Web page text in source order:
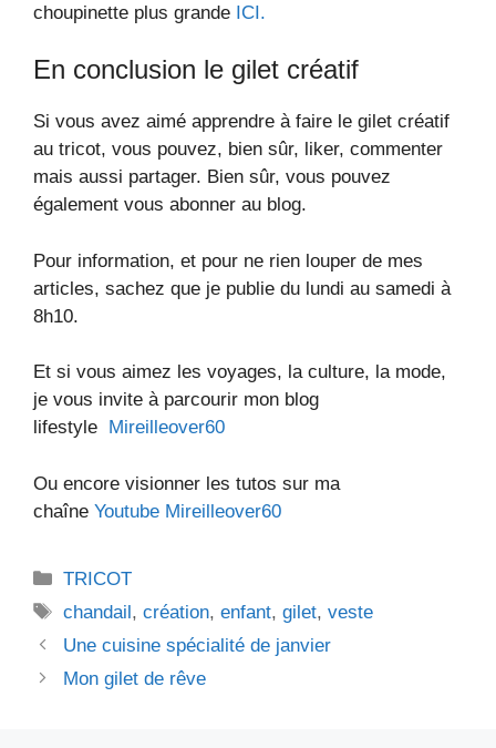
choupinette plus grande ICI.
En conclusion le gilet créatif
Si vous avez aimé apprendre à faire le gilet créatif
au tricot, vous pouvez, bien sûr, liker, commenter
mais aussi partager. Bien sûr, vous pouvez
également vous abonner au blog.
Pour information, et pour ne rien louper de mes
articles, sachez que je publie du lundi au samedi à
8h10.
Et si vous aimez les voyages, la culture, la mode,
je vous invite à parcourir mon blog
lifestyle Mireilleover60
Ou encore visionner les tutos sur ma
chaîne Youtube Mireilleover60
Catégories
TRICOT
Étiquettes
chandail,création,enfant,gilet,veste
Une cuisine spécialité de janvier
Mon gilet de rêve